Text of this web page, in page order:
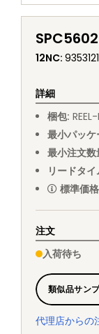
12NC:
詳細
梱包: REEL-
最小パッ
最小注文数
リードタイ
標準価格
注文
入荷待ち
類似品サン
代理店からの